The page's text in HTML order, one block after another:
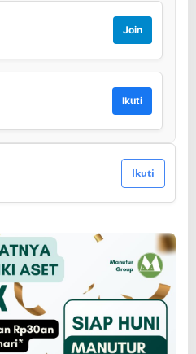
Join
Ikuti
Ikuti